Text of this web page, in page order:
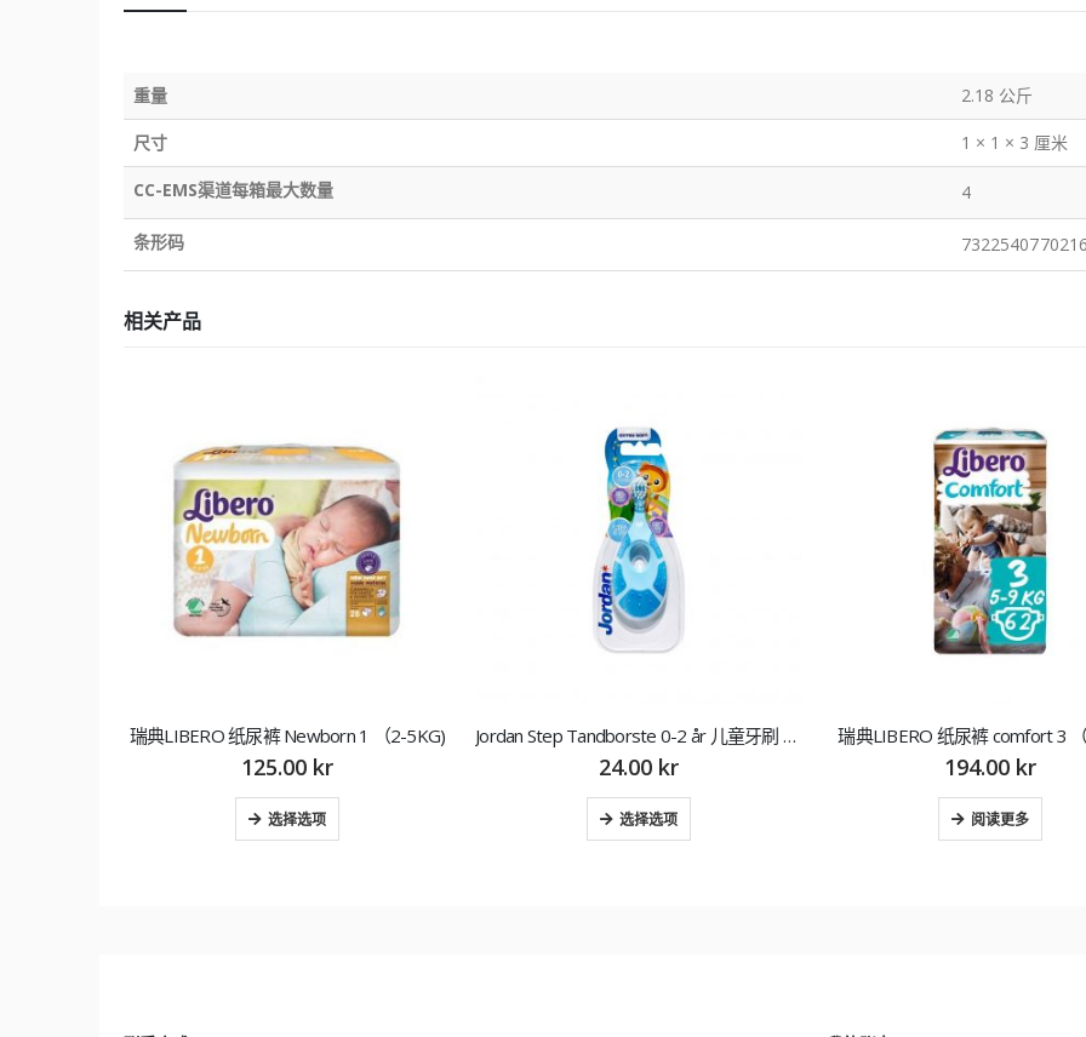
重量 2.18 公斤
尺寸 1 × 1 × 3 厘米
CC-EMS渠道每箱最大数量 4
条形码
相关产品
瑞典LIBERO 纸尿裤 Newborn 1 （2-5KG)
125.00 kr
选择选项
Jordan Step Tandborste 0-2 år 儿童牙刷 1支
24.00 kr
选择选项
瑞典LIBERO 纸尿裤 comfort 3
194.00 kr
阅读更多